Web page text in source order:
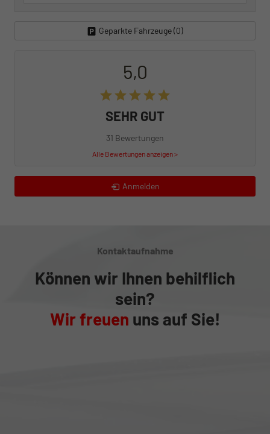
Geparkte Fahrzeuge (0)
5,0
SEHR GUT
31 Bewertungen
Alle Bewertungen anzeigen >
Anmelden
Kontaktaufnahme
Können wir Ihnen behilflich
sein?
Wir freuen uns auf Sie!